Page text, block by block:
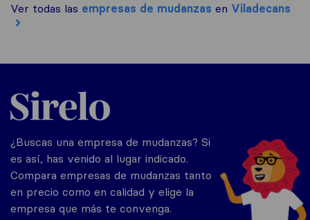
Ver todas las empresas de mudanzas en Viladecans
Sirelo.es
¿Buscas una empresa de mudanzas? Si
es así, has venido al lugar indicado.
Compara empresas de mudanzas tanto
en precio como en calidad y elige la
empresa que más te convenga.